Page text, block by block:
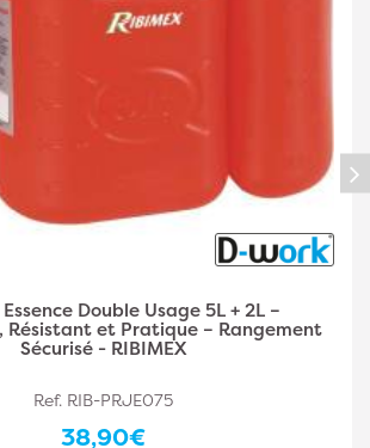
Jerrican Essence 10L – 10 Litres –
Pratique – Rangement Sûr pour Liquides
Ref. RIB-PRJE10